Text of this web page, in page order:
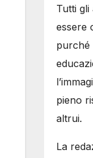
Tutti
essere
purché
pieno
altrui.
La